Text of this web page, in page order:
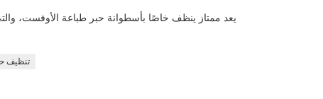
يعد ممتاز ينظف خاصًا بأسطوانة حبر طباعة الأوفست،
تنظيف